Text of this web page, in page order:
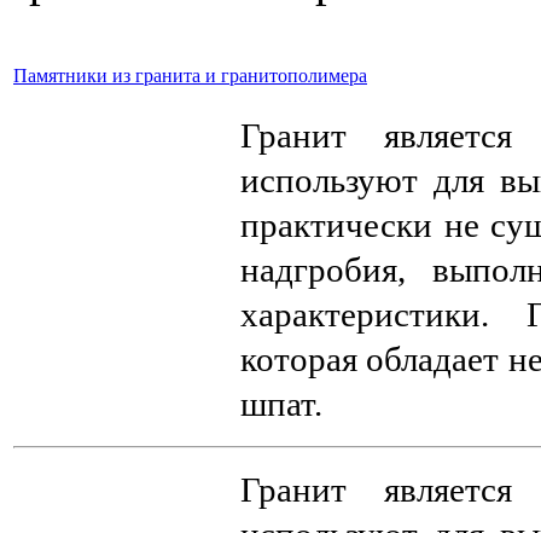
Памятники из гранита и гранитополимера
Гранит
используют для
практически не
надгробия,
характеристики.
которая обладает
шпат.
Гранит